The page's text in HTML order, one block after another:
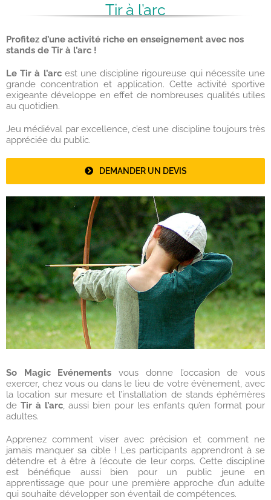
Tir à l’arc
Profitez d’une activité riche en enseignement avec nos
stands de Tir à l’arc !
Le Tir à l’arcest une discipline rigoureuse qui nécessite une
grande concentration et application. Cette activité sportive
exigeante développe en effet de nombreuses qualités utiles
au quotidien.
Jeu médiéval par excellence, c’est une discipline toujours très
appréciée du public.
DEMANDER UN DEVIS
So Magic Evénements vous donne l’occasion de vous
exercer, chez vous ou dans le lieu de votre évènement, avec
la location sur mesure et l’installation de stands éphémères
de Tir à l’arc, aussi bien pour les enfants qu’en format pour
adultes.
Apprenez comment viser avec précision et comment ne
jamais manquer sa cible ! Les participants apprendront à se
détendre et à être à l’écoute de leur corps. Cette discipline
est bénéfique aussi bien pour un public jeune en
apprentissage que pour une première approche d’un adulte
qui souhaite développer son éventail de compétences.